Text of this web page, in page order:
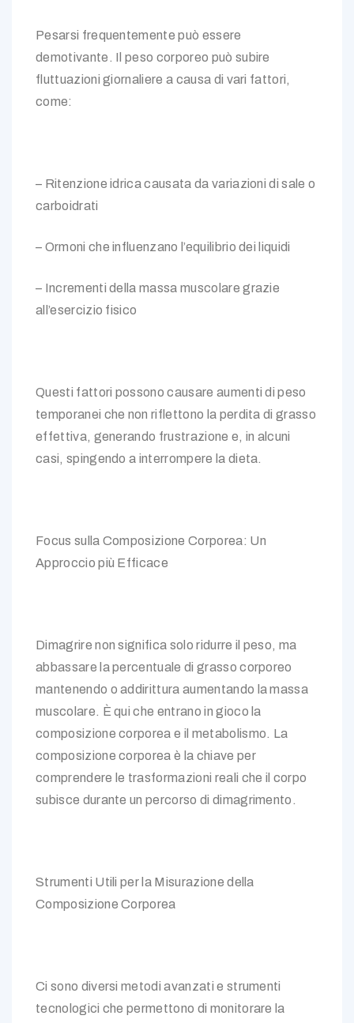
Pesarsi frequentemente può essere
demotivante. Il peso corporeo può subire
fluttuazioni giornaliere a causa di vari fattori,
come:
– Ritenzione idrica causata da variazioni di sale o
carboidrati
– Ormoni che influenzano l’equilibrio dei liquidi
– Incrementi della massa muscolare grazie
all’esercizio fisico
Questi fattori possono causare aumenti di peso
temporanei che non riflettono la perdita di grasso
effettiva, generando frustrazione e, in alcuni
casi, spingendo a interrompere la dieta.
Focus sulla Composizione Corporea: Un
Approccio più Efficace
Dimagrire non significa solo ridurre il peso, ma
abbassare la percentuale di grasso corporeo
mantenendo o addirittura aumentando la massa
muscolare. È qui che entrano in gioco la
composizione corporea e il metabolismo. La
composizione corporea è la chiave per
comprendere le trasformazioni reali che il corpo
subisce durante un percorso di dimagrimento.
Strumenti Utili per la Misurazione della
Composizione Corporea
Ci sono diversi metodi avanzati e strumenti
tecnologici che permettono di monitorare la